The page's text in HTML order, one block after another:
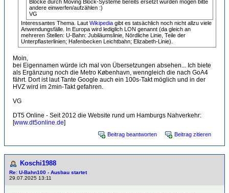
Blöcke durch Moving Block-Systeme bereits ersetzt wurden mögen bitte
andere einwerfen/aufzählen :)
VG
Interessantes Thema. Laut Wikipedia gibt es tatsächlich noch nicht allzu viele
Anwendungsfälle. In Europa wird lediglich LON genannt (da gleich an
mehreren Stellen: U-Bahn: Jubiläumslinie, Nördliche Linie, Teile der
Unterpflasterlinien; Hafenbecken Leichtbahn; Elizabeth-Linie).
Moin,
bei Eigennamen würde ich mal von Übersetzungen absehen... Ich biete
als Ergänzung noch die Metro København, wenngleich die nach GoA4
fährt. Dort ist laut Tante Google auch ein 100s-Takt möglich und in der
HVZ wird im 2min-Takt gefahren.
VG
DT5 Online - Seit 2012 die Website rund um Hamburgs Nahverkehr:
[www.dt5online.de]
Beitrag beantworten Beitrag zitieren
Koschi1988
Re: U-Bahn100 - Ausbau startet
29.07.2025 13:11